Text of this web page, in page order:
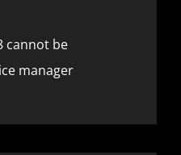
cannot be
manager